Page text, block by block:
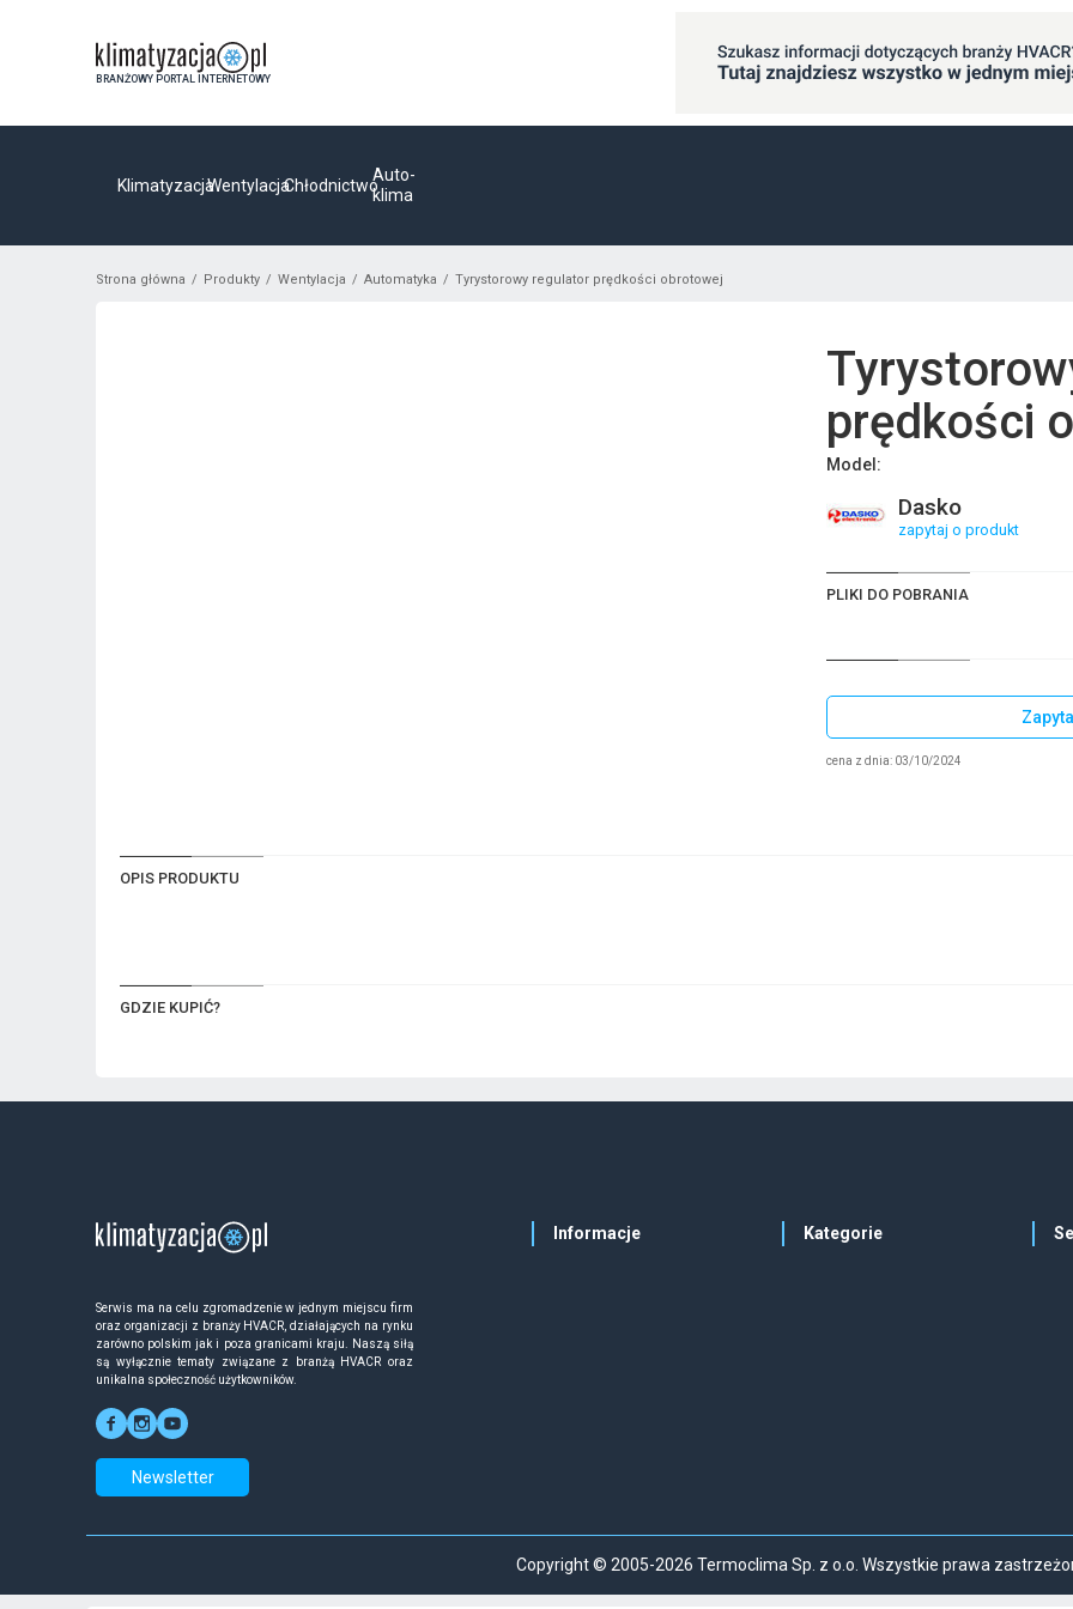
BRANŻOWY PORTAL INTERNETOWY
KlimatyzacjaWentylacjaChłodnictwo
Auto-
klima
Strona główna Produkty Wentylacja Automatyka Tyrystorowy regulator prędkości obrotowej
prędkości
Model:
Dasko
zapytaj o produkt
PLIKI DO POBRANIA
cena z dnia: 03/10/2024
OPIS PRODUKTU
GDZIE KUPIĆ?
Serwis ma na celu zgromadzenie w jednym miejscu firm
oraz organizacji z branży HVACR, działających na rynku
zarówno polskim jak i poza granicami kraju. Naszą siłą
są wyłącznie tematy związane z branżą HVACR oraz
unikalna społeczność użytkowników.
Newsletter
Informacje Kategorie
Copyright © 2005-2026 Termoclima Sp. z o.o. Wszystkie prawa